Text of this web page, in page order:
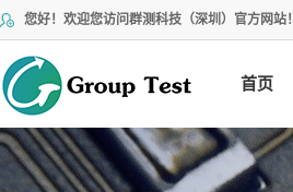
您好！欢迎您访问群测科技（深圳）官方网站！
首页